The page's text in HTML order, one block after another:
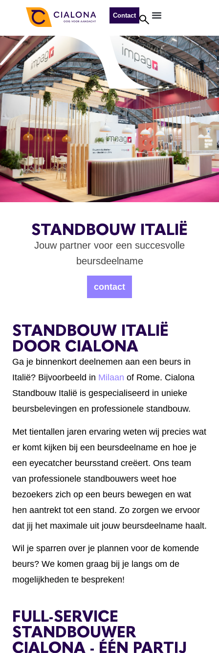
Contact
STANDBOUW ITALIË
Jouw partner voor een succesvolle
beursdeelname
contact
STANDBOUW ITALIË
DOOR CIALONA
Ga je binnenkort deelnemen aan een beurs in
Italië? Bijvoorbeeld in Milaan of Rome. Cialona
Standbouw Italië is gespecialiseerd in unieke
beursbelevingen en professionele standbouw.
Met tientallen jaren ervaring weten wij precies wat
er komt kijken bij een beursdeelname en hoe je
een eyecatcher beursstand creëert. Ons team
van professionele standbouwers weet hoe
bezoekers zich op een beurs bewegen en wat
hen aantrekt tot een stand. Zo zorgen we ervoor
dat jij het maximale uit jouw beursdeelname haalt.
Wil je sparren over je plannen voor de komende
beurs? We komen graag bij je langs om de
mogelijkheden te bespreken!
FULL-SERVICE
STANDBOUWER
CIALONA - ÉÉN PARTIJ